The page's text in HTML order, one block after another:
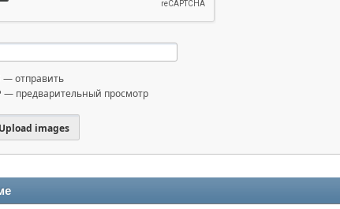
— отправить
— предварительный просмотр
Upload images